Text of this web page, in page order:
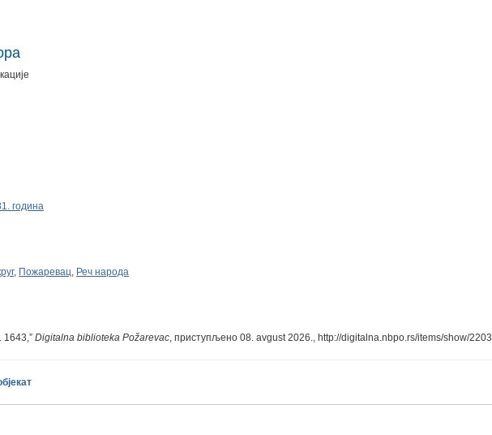
година
, Пожаревац, Реч народа
1643,” Digitalna biblioteka Požarevac, приступљено 08. avgust 2026., http://digitalna.nbpo.rs/items/show/2203